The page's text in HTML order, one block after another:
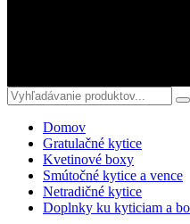
Domov
Gratulačné kytice
Kvetinové boxy
Smútočné kytice a vence
Netradičné kytice
Doplnky ku kyticiam a